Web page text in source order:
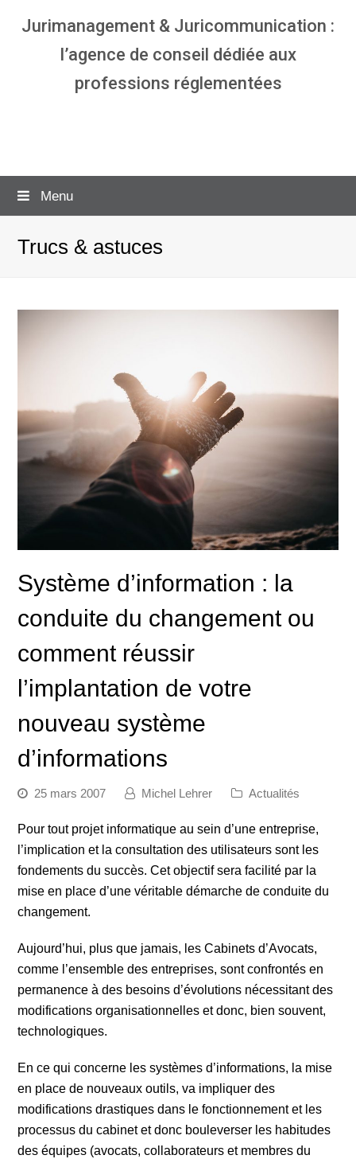
Jurimanagement & Juricommunication :
l’agence de conseil dédiée aux
professions réglementées
Menu
Trucs & astuces
Système d’information : la
conduite du changement ou
comment réussir
l’implantation de votre
nouveau système
d’informations
25 mars 2007 Michel Lehrer Actualités
Pour tout projet informatique au sein d’une entreprise,
l’implication et la consultation des utilisateurs sont les
fondements du succès. Cet objectif sera facilité par la
mise en place d’une véritable démarche de conduite du
changement.
Aujourd’hui, plus que jamais, les Cabinets d’Avocats,
comme l’ensemble des entreprises, sont confrontés en
permanence à des besoins d’évolutions nécessitant des
modifications organisationnelles et donc, bien souvent,
technologiques.
En ce qui concerne les systèmes d’informations, la mise
en place de nouveaux outils, va impliquer des
modifications drastiques dans le fonctionnement et les
processus du cabinet et donc bouleverser les habitudes
des équipes (avocats, collaborateurs et membres du